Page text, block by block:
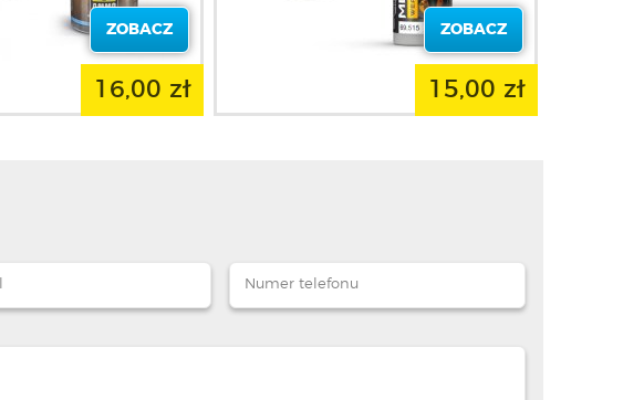
ZOBACZ
16,00 zł
ZOBACZ
15,00 zł